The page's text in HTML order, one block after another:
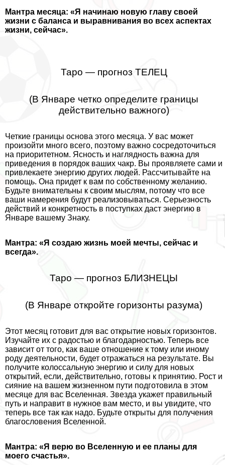
Мантра месяца: «Я начинаю новую главу своей
жизни с баланса и выравнивания во всех аспектах
жизни, сейчас».
Таро — прогноз ТЕЛЕЦ
(В Январе четко определите границы
действительно важного)
Четкие границы основа этого месяца. У вас может
произойти много всего, поэтому важно сосредоточиться
на приоритетном. Ясность и наглядность важна для
приведения в порядок ваших чакр. Вы проявляете сами и
привлекаете энергию других людей. Рассчитывайте на
помощь. Она придет к вам по собственному желанию.
Будьте внимательны к своим мыслям, потому что все
ваши намерения будут реализовываться. Серьезность
действий и конкретность в поступках даст энергию в
Январе вашему Знаку.
Мантра: «Я создаю жизнь моей мечты, сейчас и
всегда».
Таро — прогноз БЛИЗНЕЦЫ
(В Январе откройте горизонты разума)
Этот месяц готовит для вас открытие новых горизонтов.
Изучайте их с радостью и благодарностью. Теперь все
зависит от того, как ваше отношение к тому или иному
роду деятельности, будет отражаться на результате. Вы
получите колоссальную энергию и силу для новых
открытий, если, действительно, готовы к принятию. Рост и
сияние на вашем жизненном пути подготовила в этом
месяце для вас Вселенная. Звезда укажет правильный
путь и направит в нужное вам место, и вы увидите, что
теперь все так как надо. Будьте открыты для получения
благословения Вселенной.
Мантра: «Я верю во Вселенную и ее планы для
моего счастья».